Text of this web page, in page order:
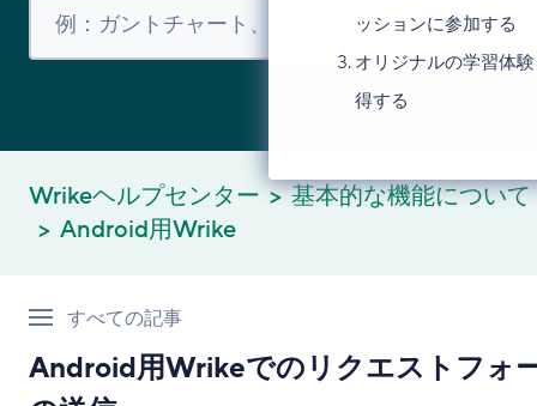
ッションに参加する
オリジナルの学習体
得する
Wrikeヘルプセンター
基本的な機能について
Android用Wrike
すべての記事
Android用Wrikeでのリクエストフォ